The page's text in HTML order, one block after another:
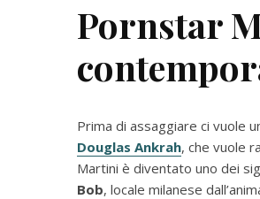
Pornstar
Prima di assaggiare ci vuole
Douglas Ankrah, che vuole
Martini è diventato uno dei
Bob, locale milanese